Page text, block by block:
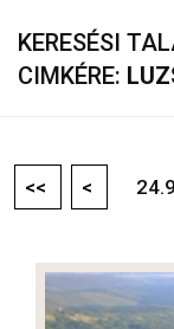
KERESÉSI
CIMKÉRE:
<< <